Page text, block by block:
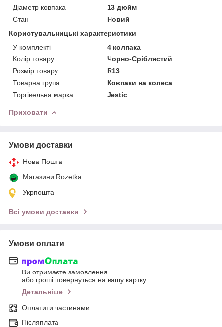
Діаметр ковпака
13 дюйм
Стан
Новий
Користувальницькі характеристики
У комплекті
4 колпака
Колір товару
Чорно-Сріблястий
Розмір товару
R13
Товарна група
Ковпаки на колеса
Торгівельна марка
Jestic
Приховати
Умови доставки
Нова Пошта
Магазини Rozetka
Укрпошта
Всі умови доставки
Умови оплати
Ви отримаєте замовлення
або гроші повернуться на вашу картку
Детальніше
Оплатити частинами
Післяплата